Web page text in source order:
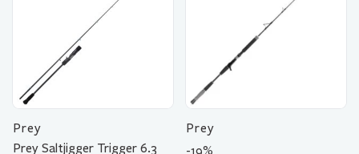
Prey
Prey Saltjigger Trigger 6.3
Prey
-19%